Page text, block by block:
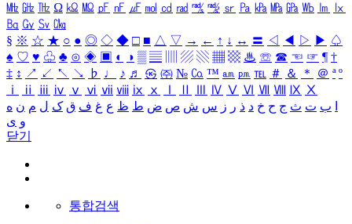
㎒ ㎓ ㎔ Ω ㏀ ㏁ ㎊ ㎋ ㎌ ㏖ ㏅ ㎭ ㎮ ㎯ ㏛ ㎩ ㎪ ㎫ ㎬ ㏝ ㏐
㏓
㏃ ㏉ ㏜ ㏆
§ ※ ☆ ★ ○ ● ◎ ◇ ◆ □ ■ △ ▽ → ← ↑ ↓ ↔ 〓 ◁ ◀ ▷ ▶ ♤
♠ ♡ ♥ ♧ ♣ ⊙ ◈ ▣ ◐ ◑ ▒ ▤ ▨ ▧ ▦ ▩ ♨ ☏ ☎ ☜ ☞ ¶ †
‡ ↕ ↗ ↙ ↖ ↘ ♭ ♩ ♪ ♬ ㉿ ㈜ № ㏇ ™ ㏂ ㏘ ℡ ＃ ＆ ＊ ＠ ª º
ⅰ
ⅱ ⅲ ⅳ ⅴ ⅵ ⅶ ⅷ ⅸ ⅹ Ⅳ Ⅴ Ⅵ Ⅶ Ⅷ Ⅸ Ⅹ
ب ت ث ج ح خ د ذ ر ز س ش ص ض ط ظ ع غ ف ق ک ل م ن ه
و ی
닫기
통합검색